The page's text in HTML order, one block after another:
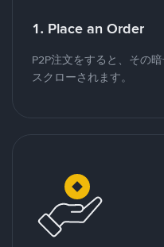
1. Place an Order
P2P注文をすると、その
スクローされます。